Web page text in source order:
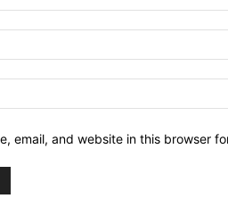
email, and website in this browser